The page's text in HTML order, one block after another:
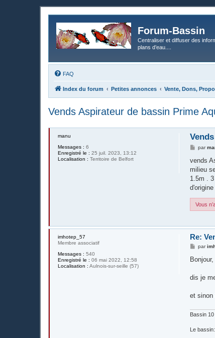
Forum-Bassin
Centraliser et diffuser des
plans d’eau....
FAQ
Index du forum Petites annonces Vente, Dons,
Vends Aspirateur de bassin Prime
manu
Messages : 6
Enregistré le : 25 juil. 2023, 13:12
Localisation : Territoire de Belfort
M
s
a
g
par
vends
milieu
1.5m .
Vous
imhotep_57
Membre associatif
Messages : 540
Enregistré le : 06 mai 2022, 12:58
Localisation : Aulnois-sur-seille (57)
Re:
M
s
g
par
Bonjour,
dis je
et sinon
Bassin
Le